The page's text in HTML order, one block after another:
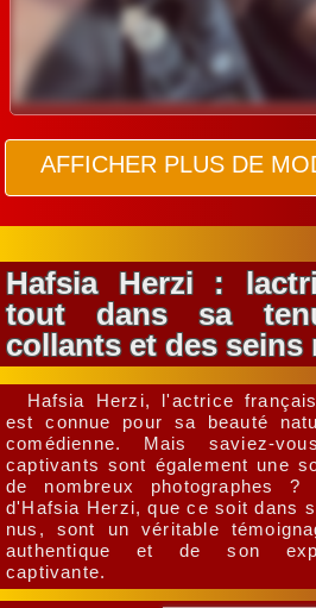
AFFICHER PLUS DE
Hafsia Herzi :
tout dans sa
collants et des seins
Hafsia Herzi, l'actrice
est connue pour sa beauté
comédienne. Mais saviez-
captivants sont également une
de nombreux photographes ?
d'Hafsia Herzi, que ce soit dans
nus, sont un véritable
authentique et de son
captivante.